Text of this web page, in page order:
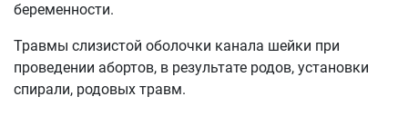
беременности.
Травмы слизистой оболочки канала шейки при
проведении абортов, в результате родов, установки
спирали, родовых травм.